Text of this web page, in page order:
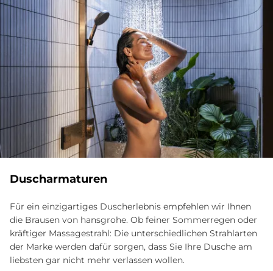
Duscharmaturen
Für ein einzigartiges Duscherlebnis empfehlen wir Ihnen
die Brausen von hansgrohe. Ob feiner Sommerregen oder
kräftiger Massagestrahl: Die unterschiedlichen Strahlarten
der Marke werden dafür sorgen, dass Sie Ihre Dusche am
liebsten gar nicht mehr verlassen wollen.